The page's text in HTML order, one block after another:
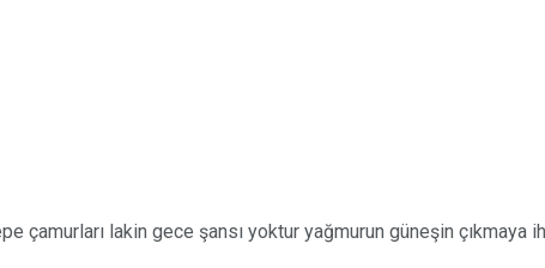
lakin gece şansı yoktur yağmurun güneşin çıkmaya